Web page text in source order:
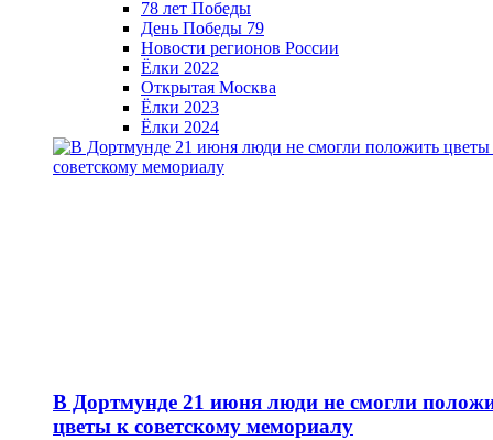
78 лет Победы
День Победы 79
Новости регионов России
Ёлки 2022
Открытая Москва
Ёлки 2023
Ёлки 2024
В Дортмунде 21 июня люди не смогли
цветы к советскому мемориалу